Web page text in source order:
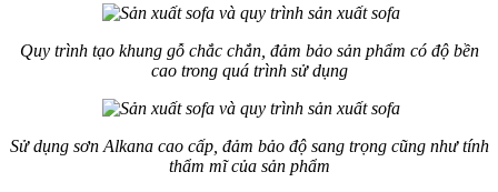
Quy trình tạo khung gỗ chắc chắn, đảm bảo sản phẩm có độ bền
cao trong quá trình sử dụng
Sử dụng sơn Alkana cao cấp, đảm bảo độ sang trọng cũng như tính
thẩm mĩ của sản phẩm